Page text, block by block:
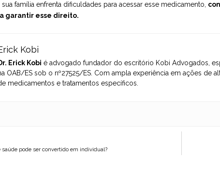
família enfrenta dificuldades para acessar esse medicamento,
garantir esse direito.
Kobi
Erick Kobi é advogado fundador do escritório Kobi Advogados,
OAB/ES sob o nº27525/ES. Com ampla experiência em ações de
medicamentos e tratamentos específicos.
saúde pode ser convertido em individual?